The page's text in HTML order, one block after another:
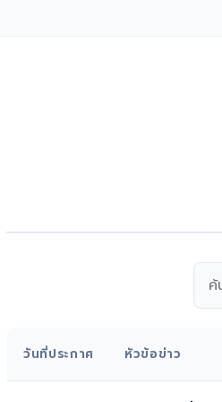
วันที่ประกาศ หัวข้อข่าว